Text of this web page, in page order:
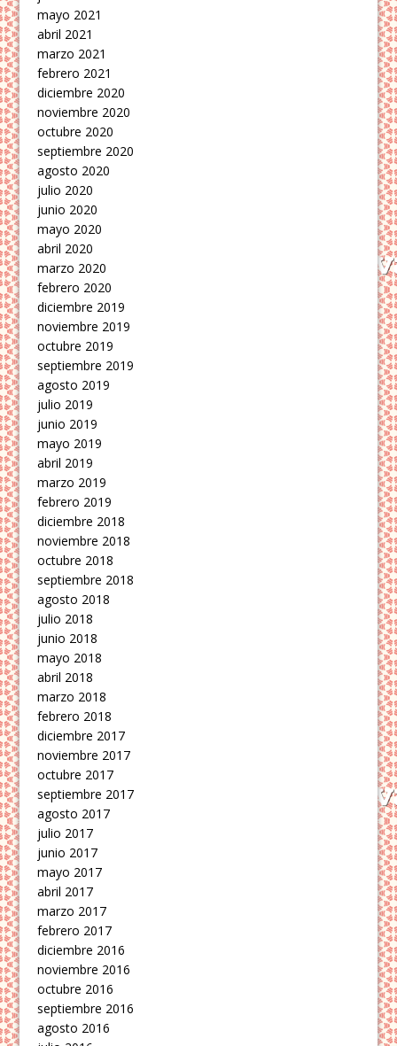
mayo 2021
abril 2021
marzo 2021
febrero 2021
diciembre 2020
noviembre 2020
octubre 2020
septiembre 2020
agosto 2020
julio 2020
junio 2020
mayo 2020
abril 2020
marzo 2020
febrero 2020
diciembre 2019
noviembre 2019
octubre 2019
septiembre 2019
agosto 2019
julio 2019
junio 2019
mayo 2019
abril 2019
marzo 2019
febrero 2019
diciembre 2018
noviembre 2018
octubre 2018
septiembre 2018
agosto 2018
julio 2018
junio 2018
mayo 2018
abril 2018
marzo 2018
febrero 2018
diciembre 2017
noviembre 2017
octubre 2017
septiembre 2017
agosto 2017
julio 2017
junio 2017
mayo 2017
abril 2017
marzo 2017
febrero 2017
diciembre 2016
noviembre 2016
octubre 2016
septiembre 2016
agosto 2016